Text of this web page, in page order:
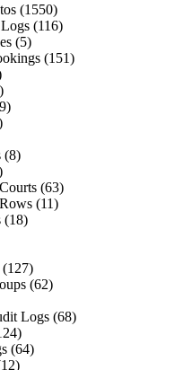
(1550)
(116)
(5)
(151)
(8)
(63)
(11)
(18)
(127)
(62)
Logs (68)
(64)